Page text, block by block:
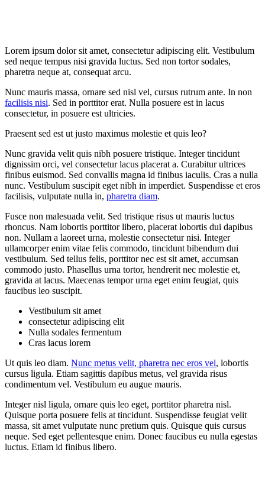
Lorem ipsum dolor sit amet, consectetur adipiscing elit. Vestibulum
sed neque tempus nisi gravida luctus. Sed non tortor sodales,
pharetra neque at, consequat arcu.
Nunc mauris massa, ornare sed nisl vel, cursus rutrum ante. In non
facilisis nisi. Sed in porttitor erat. Nulla posuere est in lacus
consectetur, in posuere est ultricies.
Praesent sed est ut justo maximus molestie et quis leo?
Nunc gravida velit quis nibh posuere tristique. Integer tincidunt
dignissim orci, vel consectetur lacus placerat a. Curabitur ultrices
finibus euismod. Sed convallis magna id finibus iaculis. Cras a nulla
nunc. Vestibulum suscipit eget nibh in imperdiet. Suspendisse et eros
facilisis, vulputate nulla in, pharetra diam.
Fusce non malesuada velit. Sed tristique risus ut mauris luctus
rhoncus. Nam lobortis porttitor libero, placerat lobortis dui dapibus
non. Nullam a laoreet urna, molestie consectetur nisi. Integer
ullamcorper enim vitae felis commodo, tincidunt bibendum dui
vestibulum. Sed tellus felis, porttitor nec est sit amet, accumsan
commodo justo. Phasellus urna tortor, hendrerit nec molestie et,
gravida at lacus. Maecenas tempor urna eget enim feugiat, quis
faucibus leo suscipit.
Vestibulum sit amet
consectetur adipiscing elit
Nulla sodales fermentum
Cras lacus lorem
Ut quis leo diam. Nunc metus velit, pharetra nec eros vel, lobortis
cursus ligula. Etiam sagittis dapibus metus, vel gravida risus
condimentum vel. Vestibulum eu augue mauris.
Integer nisl ligula, ornare quis leo eget, porttitor pharetra nisl.
Quisque porta posuere felis at tincidunt. Suspendisse feugiat velit
massa, sit amet vulputate nunc pretium quis. Quisque quis cursus
neque. Sed eget pellentesque enim. Donec faucibus eu nulla egestas
luctus. Etiam id finibus libero.